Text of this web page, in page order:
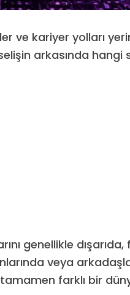
ve kariyer yolları
arkasında hangi
genellikle
veya
farklı bir